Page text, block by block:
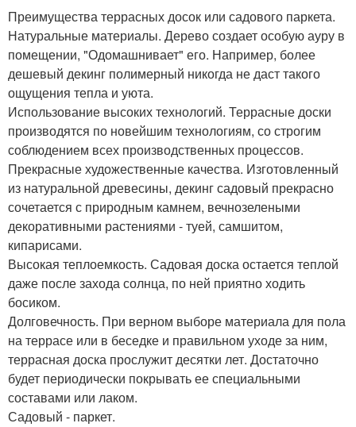
Преимущества террасных досок или садового паркета.
Натуральные материалы. Дерево создает особую ауру в
помещении, "Одомашнивает" его. Например, более
дешевый декинг полимерный никогда не даст такого
ощущения тепла и уюта.
Использование высоких технологий. Террасные доски
производятся по новейшим технологиям, со строгим
соблюдением всех производственных процессов.
Прекрасные художественные качества. Изготовленный
из натуральной древесины, декинг садовый прекрасно
сочетается с природным камнем, вечнозелеными
декоративными растениями - туей, самшитом,
кипарисами.
Высокая теплоемкость. Садовая доска остается теплой
даже после захода солнца, по ней приятно ходить
босиком.
Долговечность. При верном выборе материала для пола
на террасе или в беседке и правильном уходе за ним,
террасная доска прослужит десятки лет. Достаточно
будет периодически покрывать ее специальными
составами или лаком.
Садовый - паркет.